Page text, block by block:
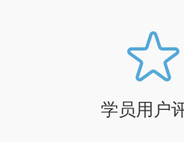
学员用户